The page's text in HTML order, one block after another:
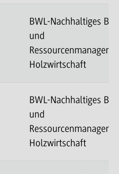
BWL-Nachhaltiges
und
Holzwirtschaft
BWL-Nachhaltiges
und
Holzwirtschaft